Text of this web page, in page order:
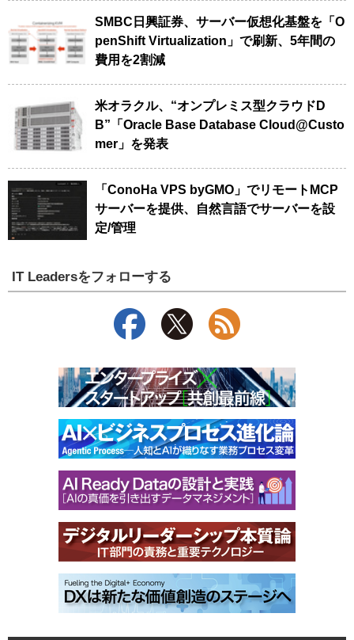
SMBC日興証券、サーバー仮想化基盤を「O
penShift Virtualization」で刷新、5年間の
費用を2割減
米オラクル、“オンプレミス型クラウドD
B”「Oracle Base Database Cloud@Custo
mer」を発表
「ConoHa VPS byGMO」でリモートMCP
サーバーを提供、自然言語でサーバーを設
定/管理
IT Leadersをフォローする